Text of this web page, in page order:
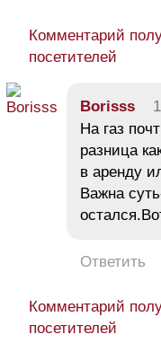
Комментарий
посетителей
Borisss
На газ
разница
в аренду
Важна
Ответить
Комментарий
посетителей